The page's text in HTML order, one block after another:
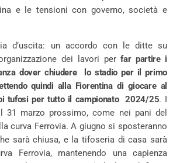
e le tensioni con governo, società e
d’uscita: un accordo con le ditte su
dei lavori perfar partire i
dover chiudere lo stadio per il primo
quindi alla Fiorentina di giocare al
tufosi per tutto il campionato 2024/25. I
31 marzo prossimo, come nei pani del
curva Ferrovia. A giugno si sposteranno
sarà chiusa, e la tifoseria di casa sarà
Ferrovia, mantenendo una capienza